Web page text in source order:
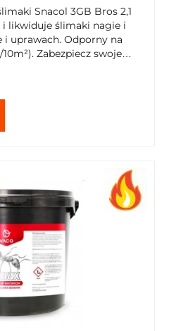
Snacol 3GB Bros 2,1
i likwiduje ślimaki nagie i
uprawach. Odporny na
Zabezpiecz swoje